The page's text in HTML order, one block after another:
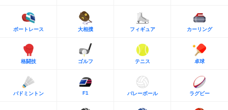
ボートレース 大相撲 フィギュア カーリング
格闘技 ゴルフ テニス 卓球
バドミントン F1 バレーボール ラグビー